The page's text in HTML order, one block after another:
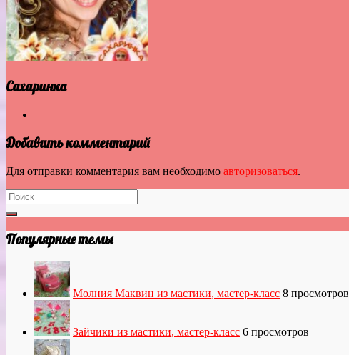
Сахаринка
Добавить комментарий
Для отправки комментария вам необходимо авторизоваться.
Популярные темы
Молния Маквин из мастики, мастер-класс 8 просмотров
Зайчики из мастики, мастер-класс 6 просмотров